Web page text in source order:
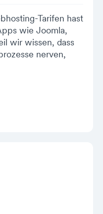
Tarifen hast
wie Joomla,
wir wissen, dass
nerven,